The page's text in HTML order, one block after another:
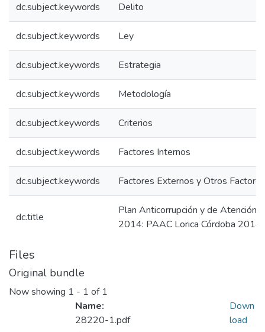
dc.subject.keywords Delito
dc.subject.keywords Ley
dc.subject.keywords Estrategia
dc.subject.keywords Metodología
dc.subject.keywords Criterios
dc.subject.keywords Factores Internos
dc.subject.keywords Factores Externos y Otros Factores
dc.title
Plan Anticorrupción y de Atención
2014: PAAC Lorica Córdoba 2014
Files
Original bundle
Now showing 1 - 1 of 1
Name:
28220-1.pdf
Down
load